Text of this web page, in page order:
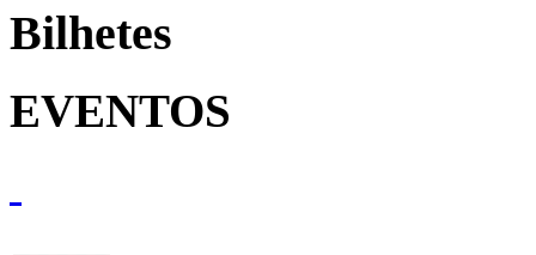
Bilhetes
EVENTOS